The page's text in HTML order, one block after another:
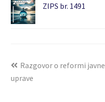
ZIPS br. 1491
Razgovor o reformi javne
uprave